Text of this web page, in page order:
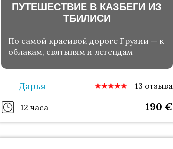
ПУТЕШЕСТВИЕ В КАЗБЕГИ ИЗ
ТБИЛИСИ
По самой красивой дороге Грузии — к
облакам, святыням и легендам
Дарья 13 отзыва
12 часа 190€